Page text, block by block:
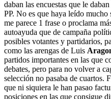
daban las encuestas que le
PP. No es que haya leído
me parece 1 frase o proclama
autoayuda que de campaña
posibles votantes y partidarios,
como las arengas de Luis
partidos importantes en las que
debates, pero para no volver a
selección no pasaba de cuartos.
que ni siquiera le han pasao
posiciones en las que consigue